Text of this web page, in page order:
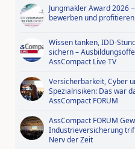
Jungmakler Award 2026
bewerben und
Wissen tanken, IDD-
sichern –
AssCompact Live TV
Versicherbarkeit, Cyber
Spezialrisiken: Das war
AssCompact FORUM
AssCompact FORUM
Industrieversicherung
Nerv der Zeit